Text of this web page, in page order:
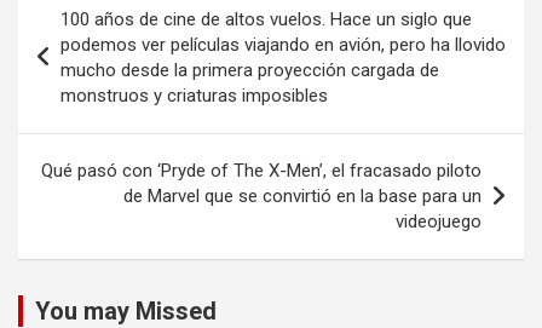
de
entradas
100 años de cine de altos vuelos. Hace un siglo que
podemos ver películas viajando en avión, pero ha llovido
mucho desde la primera proyección cargada de
monstruos y criaturas imposibles
Qué pasó con ‘Pryde of The X-Men’, el fracasado piloto
de Marvel que se convirtió en la base para un
videojuego
You may Missed